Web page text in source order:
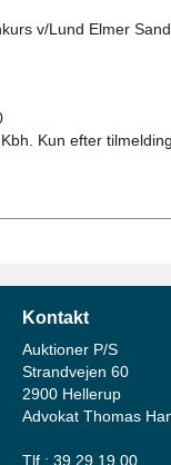
v/Lund Elmer
Kun efter
Kontakt
Auktioner P/S
Strandvejen 60
2900 Hellerup
Advokat Thomas
Tlf.: 39 29 19 00